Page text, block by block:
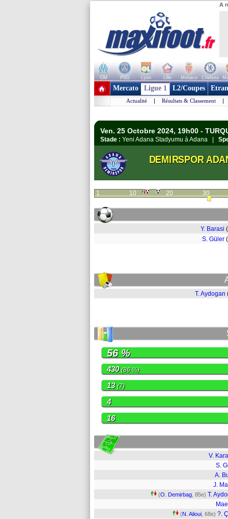
A
OM PSG Lyon Lille Monaco Chelsea
+ de clubs
Mercato Ligue 1 L2/Coupes
Actualité | Résultats & Classement |
Ven. 25 Octobre 2024, 19h00 -
Stade : Yeni Adana Stadyumu à Adana |
DEMIRSPOR
1 10 20 30
Y. Barasi
S. Güler
T. Aydogan
56 %
430(86 %)
13(7)
4
16
V.
S.
A.
J.
(O. Demirbag , 85e) T.
(N. Alioui , 68e) ?.